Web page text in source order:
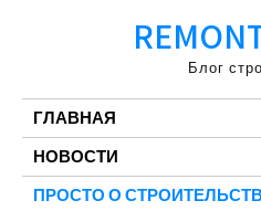
Блог
ГЛАВНАЯ
НОВОСТИ
ПРОСТО О